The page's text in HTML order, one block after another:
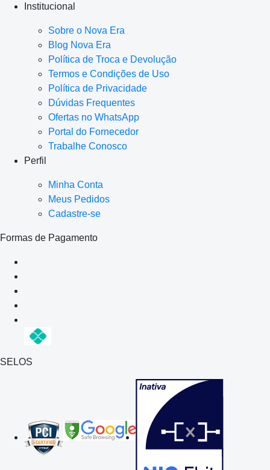
Institucional
Sobre o Nova Era
Blog Nova Era
Política de Troca e Devolução
Termos e Condições de Uso
Política de Privacidade
Dúvidas Frequentes
Ofertas no WhatsApp
Portal do Fornecedor
Trabalhe Conosco
Perfil
Minha Conta
Meus Pedidos
Cadastre-se
Formas de Pagamento
SELOS